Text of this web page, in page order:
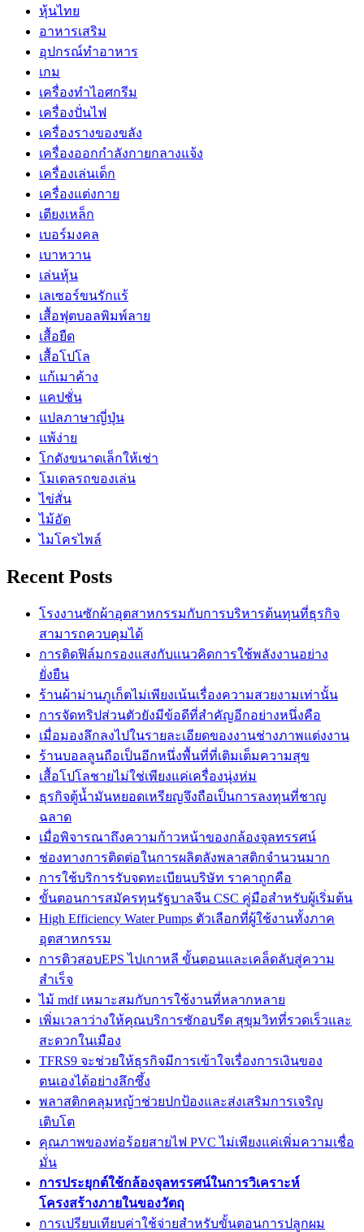
หุ้นไทย
อาหารเสริม
อุปกรณ์ทำอาหาร
เกม
เครื่องทำไอศกรีม
เครื่องปั่นไฟ
เครื่องรางของขลัง
เครื่องออกกำลังกายกลางแจ้ง
เครื่องเล่นเด็ก
เครื่องแต่งกาย
เตียงเหล็ก
เบอร์มงคล
เบาหวาน
เล่นหุ้น
เลเซอร์ขนรักแร้
เสื้อฟุตบอลพิมพ์ลาย
เสื้อยืด
เสื้อโปโล
แก้เมาค้าง
แคปชั่น
แปลภาษาญี่ปุ่น
แพ้ง่าย
โกดังขนาดเล็กให้เช่า
โมเดลรถของเล่น
ไข่สั่น
ไม้อัด
ไมโครไพล์
Recent Posts
โรงงานซักผ้าอุตสาหกรรมกับการบริหารต้นทุนที่ธุรกิจ
สามารถควบคุมได้
การติดฟิล์มกรองแสงกับแนวคิดการใช้พลังงานอย่าง
ยั่งยืน
ร้านผ้าม่านภูเก็ตไม่เพียงเน้นเรื่องความสวยงามเท่านั้น
การจัดทริปส่วนตัวยังมีข้อดีที่สำคัญอีกอย่างหนึ่งคือ
เมื่อมองลึกลงไปในรายละเอียดของงานช่างภาพแต่งงาน
ร้านบอลลูนถือเป็นอีกหนึ่งพื้นที่ที่เติมเต็มความสุข
เสื้อโปโลชายไม่ใช่เพียงแค่เครื่องนุ่งห่ม
ธุรกิจตู้น้ำมันหยอดเหรียญจึงถือเป็นการลงทุนที่ชาญ
ฉลาด
เมื่อพิจารณาถึงความก้าวหน้าของกล้องจุลทรรศน์
ช่องทางการติดต่อในการผลิตลังพลาสติกจำนวนมาก
การใช้บริการรับจดทะเบียนบริษัท ราคาถูกคือ
ขั้นตอนการสมัครทุนรัฐบาลจีน CSC คู่มือสำหรับผู้เริ่มต้น
High Efficiency Water Pumps ตัวเลือกที่ผู้ใช้งานทั้งภาค
อุตสาหกรรม
การติวสอบEPS ไปเกาหลี ขั้นตอนและเคล็ดลับสู่ความ
สำเร็จ
ไม้ mdf เหมาะสมกับการใช้งานที่หลากหลาย
เพิ่มเวลาว่างให้คุณบริการซักอบรีด สุขุมวิทที่รวดเร็วและ
สะดวกในเมือง
TFRS9 จะช่วยให้ธุรกิจมีการเข้าใจเรื่องการเงินของ
ตนเองได้อย่างลึกซึ้ง
พลาสติกคลุมหญ้าช่วยปกป้องและส่งเสริมการเจริญ
เติบโต
คุณภาพของท่อร้อยสายไฟ PVC ไม่เพียงแค่เพิ่มความเชื่อ
มั่น
การประยุกต์ใช้กล้องจุลทรรศน์ในการวิเคราะห์
โครงสร้างภายในของวัตถุ
การเปรียบเทียบค่าใช้จ่ายสำหรับขั้นตอนการปลูกผม